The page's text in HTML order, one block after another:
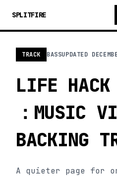
SPLITFIRE
TRACK BASSUPDATED
LIFE
：MUSIC
BACKING
A quieter page for